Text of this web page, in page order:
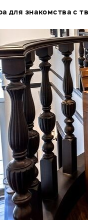
для знакомства с